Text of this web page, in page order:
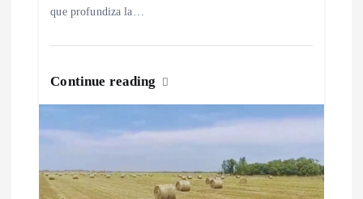
que profundiza la…
Continue reading